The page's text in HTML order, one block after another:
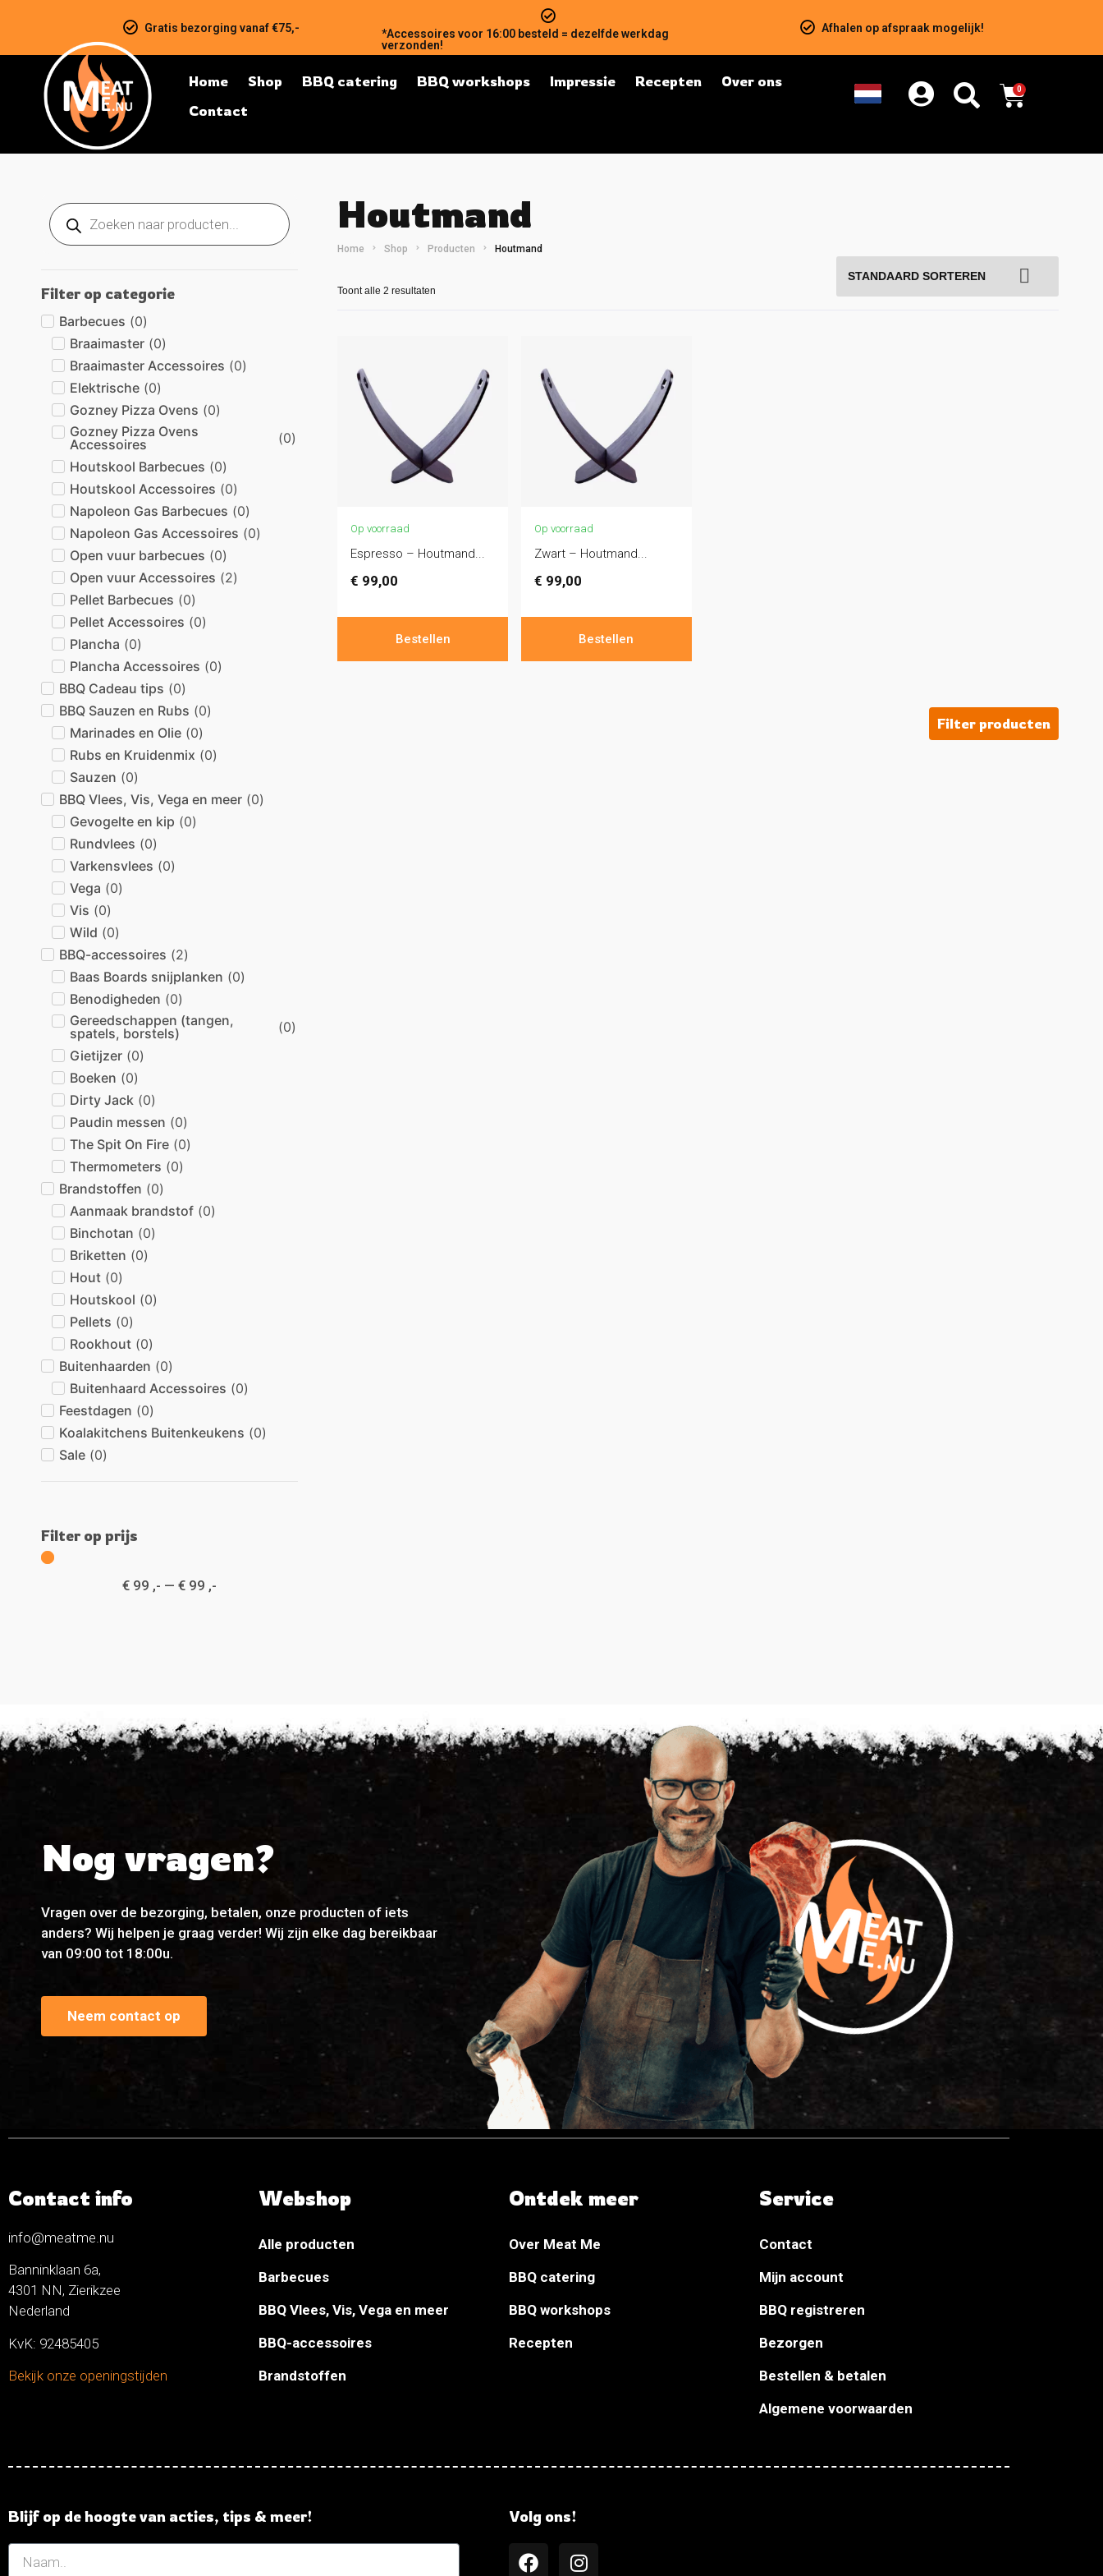
Gratis bezorging vanaf €75,-
*Accessoires voor 16:00 besteld = dezelfde werkdag
verzonden!
Afhalen op afspraak mogelijk!
Home Shop BBQ catering BBQ workshops Impressie Recepten
Over ons
Contact
0
Filter op categorie
Barbecues (0)
Braaimaster (0)
Braaimaster Accessoires (0)
Elektrische (0)
Gozney Pizza Ovens (0)
Gozney Pizza Ovens
Accessoires
(0)
Houtskool Barbecues (0)
Houtskool Accessoires (0)
Napoleon Gas Barbecues (0)
Napoleon Gas Accessoires (0)
Open vuur barbecues (0)
Open vuur Accessoires (2)
Pellet Barbecues (0)
Pellet Accessoires (0)
Plancha (0)
Plancha Accessoires (0)
BBQ Cadeau tips (0)
BBQ Sauzen en Rubs (0)
Marinades en Olie (0)
Rubs en Kruidenmix (0)
Sauzen (0)
BBQ Vlees, Vis, Vega en meer (0)
Gevogelte en kip (0)
Rundvlees (0)
Varkensvlees (0)
Vega (0)
Vis (0)
Wild (0)
BBQ-accessoires (2)
Baas Boards snijplanken (0)
Benodigheden (0)
Gereedschappen (tangen,
spatels, borstels)
(0)
Gietijzer (0)
Boeken (0)
Dirty Jack (0)
Paudin messen (0)
The Spit On Fire (0)
Thermometers (0)
Brandstoffen (0)
Aanmaak brandstof (0)
Binchotan (0)
Briketten (0)
Hout (0)
Houtskool (0)
Pellets (0)
Rookhout (0)
Buitenhaarden (0)
Buitenhaard Accessoires (0)
Feestdagen (0)
Koalakitchens Buitenkeukens (0)
Sale (0)
Filter op prijs
€ 99 ,- —€ 99 ,-
Houtmand
Home Shop Producten Houtmand
Toont alle 2 resultaten
Op voorraad
Espresso – Houtmand...
€ 99,00
Bestellen
Op voorraad
Zwart – Houtmand...
€ 99,00
Bestellen
Filter producten
Nog vragen?
Vragen over de bezorging, betalen, onze producten of iets
anders? Wij helpen je graag verder! Wij zijn elke dag bereikbaar
van 09:00 tot 18:00u.
Neem contact op
Contact info
info@meatme.nu
Banninklaan 6a,
4301 NN, Zierikzee
Nederland
KvK: 92485405
Bekijk onze openingstijden
Webshop
Alle producten
Barbecues
BBQ Vlees, Vis, Vega en meer
BBQ-accessoires
Brandstoffen
Ontdek meer
Over Meat Me
BBQ catering
BBQ workshops
Recepten
Service
Contact
Mijn account
BBQ registreren
Bezorgen
Bestellen & betalen
Algemene voorwaarden
Blijf op de hoogte van acties, tips & meer! Volg ons!